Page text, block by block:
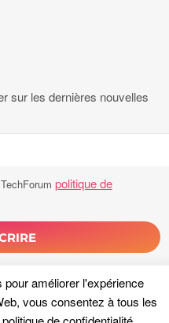
améliorer l'expérience
vous consentez à tous les
sur les dernières nouvelles
politique de